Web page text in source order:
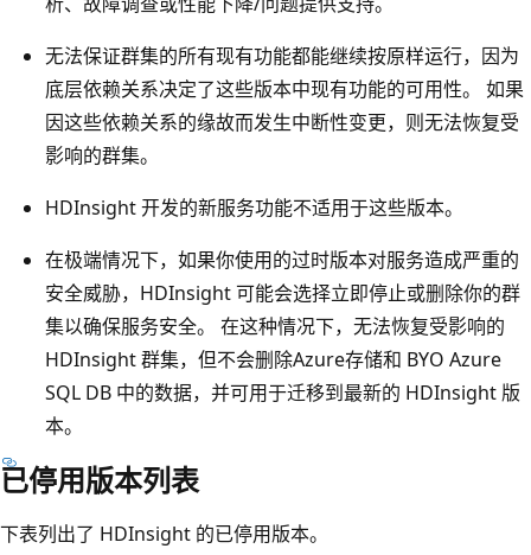
无法保证群集的所有现有功能都能继续按原样运行，因为
底层依赖关系决定了这些版本中现有功能的可用性。 如果
因这些依赖关系的缘故而发生中断性变更，则无法恢复受
影响的群集。 ​
HDInsight 开发的新服务功能不适用于这些版本。 ​
在极端情况下，如果你使用的过时版本对服务造成严重的
安全威胁，HDInsight 可能会选择立即停止或删除你的群
集以确保服务安全。 在这种情况下，无法恢复受影响的
HDInsight 群集，但不会删除Azure存储和 BYO Azure
SQL DB 中的数据，并可用于迁移到最新的 HDInsight 版
本。 ​
已停用版本列表
下表列出了 HDInsight 的已停用版本。